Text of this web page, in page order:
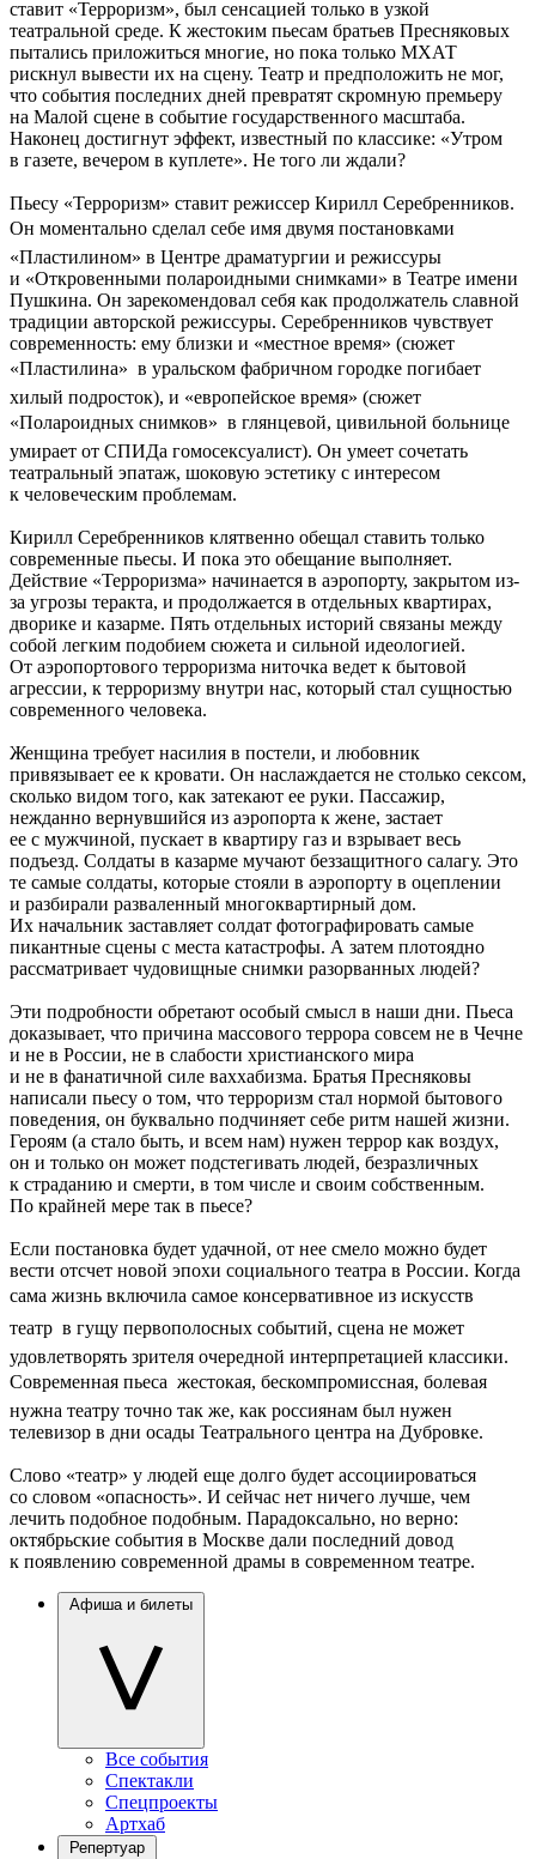
ставит «Терроризм», был сенсацией только в узкой
театральной среде. К жестоким пьесам братьев Пресняковых
пытались приложиться многие, но пока только МХАТ
рискнул вывести их на сцену. Театр и предположить не мог,
что события последних дней превратят скромную премьеру
на Малой сцене в событие государственного масштаба.
Наконец достигнут эффект, известный по классике: «Утром
в газете, вечером в куплете». Не того ли ждали?
Пьесу «Терроризм» ставит режиссер Кирилл Серебренников.
Он моментально сделал себе имя двумя постановками 
«Пластилином» в Центре драматургии и режиссуры
и «Откровенными полароидными снимками» в Театре имени
Пушкина. Он зарекомендовал себя как продолжатель славной
традиции авторской режиссуры. Серебренников чувствует
современность: ему близки и «местное время» (сюжет
«Пластилина»  в уральском фабричном городке погибает
хилый подросток), и «европейское время» (сюжет
«Полароидных снимков»  в глянцевой, цивильной больнице
умирает от СПИДа гомосексуалист). Он умеет сочетать
театральный эпатаж, шоковую эстетику с интересом
к человеческим проблемам.
Кирилл Серебренников клятвенно обещал ставить только
современные пьесы. И пока это обещание выполняет.
Действие «Терроризма» начинается в аэропорту, закрытом из-
за угрозы теракта, и продолжается в отдельных квартирах,
дворике и казарме. Пять отдельных историй связаны между
собой легким подобием сюжета и сильной идеологией.
От аэропортового терроризма ниточка ведет к бытовой
агрессии, к терроризму внутри нас, который стал сущностью
современного человека.
Женщина требует насилия в постели, и любовник
привязывает ее к кровати. Он наслаждается не столько сексом,
сколько видом того, как затекают ее руки. Пассажир,
нежданно вернувшийся из аэропорта к жене, застает
ее с мужчиной, пускает в квартиру газ и взрывает весь
подъезд. Солдаты в казарме мучают беззащитного салагу. Это
те самые солдаты, которые стояли в аэропорту в оцеплении
и разбирали разваленный многоквартирный дом.
Их начальник заставляет солдат фотографировать самые
пикантные сцены с места катастрофы. А затем плотоядно
рассматривает чудовищные снимки разорванных людей?
Эти подробности обретают особый смысл в наши дни. Пьеса
доказывает, что причина массового террора совсем не в Чечне
и не в России, не в слабости христианского мира
и не в фанатичной силе ваххабизма. Братья Пресняковы
написали пьесу о том, что терроризм стал нормой бытового
поведения, он буквально подчиняет себе ритм нашей жизни.
Героям (а стало быть, и всем нам) нужен террор как воздух,
он и только он может подстегивать людей, безразличных
к страданию и смерти, в том числе и своим собственным.
По крайней мере так в пьесе?
Если постановка будет удачной, от нее смело можно будет
вести отсчет новой эпохи социального театра в России. Когда
сама жизнь включила самое консервативное из искусств 
театр  в гущу первополосных событий, сцена не может
удовлетворять зрителя очередной интерпретацией классики.
Современная пьеса  жестокая, бескомпромиссная, болевая 
нужна театру точно так же, как россиянам был нужен
телевизор в дни осады Театрального центра на Дубровке.
Слово «театр» у людей еще долго будет ассоциироваться
со словом «опасность». И сейчас нет ничего лучше, чем
лечить подобное подобным. Парадоксально, но верно:
октябрьские события в Москве дали последний довод
к появлению современной драмы в современном театре.
Афиша и билеты
Все события
Спектакли
Спецпроекты
Артхаб
Репертуар